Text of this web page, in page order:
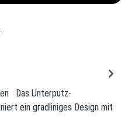
Das Unterputz-
ein gradliniges Design mit